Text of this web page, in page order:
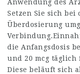
Anwendung des
Setzen Sie sich bei
Überdosierung
die Anfangsdosis
und 20 mcg täglich
Diese beläuft sich